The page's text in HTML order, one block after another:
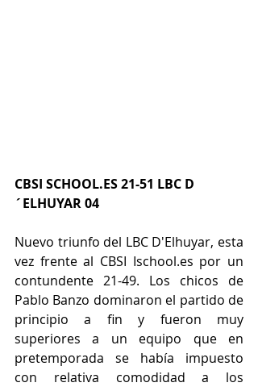
CBSI SCHOOL.ES 21-51 LBC D
´ELHUYAR 04
Nuevo triunfo del LBC D'Elhuyar, esta
vez frente al CBSI Ischool.es por un
contundente 21-49. Los chicos de
Pablo Banzo dominaron el partido de
principio a fin y fueron muy
superiores a un equipo que en
pretemporada se había impuesto
con relativa comodidad a los